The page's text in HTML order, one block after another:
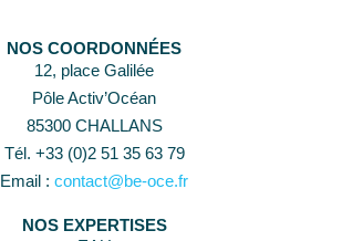
NOS COORDONNÉES
12, place Galilée
Pôle Activ’Océan
85300 CHALLANS
Tél. +33 (0)2 51 35 63 79
Email : contact@be-oce.fr
NOS EXPERTISES